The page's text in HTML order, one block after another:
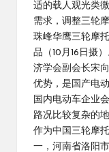
适的载人观光类
需求，调整三轮
珠峰华鹰三轮摩
品（10月16日摄
济学会副会长宋
优势，是国产电
国内电动车企业
路况比较复杂的
作为中国三轮摩
一，河南省洛阳